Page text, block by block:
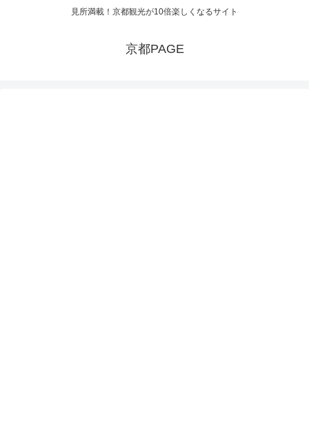
見所満載！京都観光が10倍楽しくなるサイト
京都PAGE